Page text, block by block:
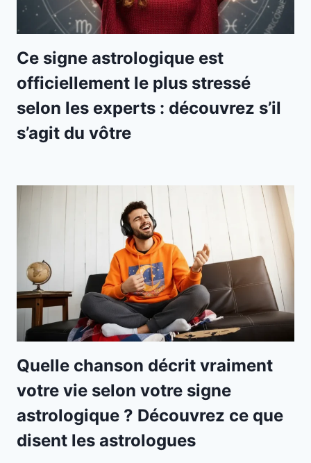
Ce signe astrologique est
officiellement le plus stressé
selon les experts : découvrez s’il
s’agit du vôtre
Quelle chanson décrit vraiment
votre vie selon votre signe
astrologique ? Découvrez ce que
disent les astrologues